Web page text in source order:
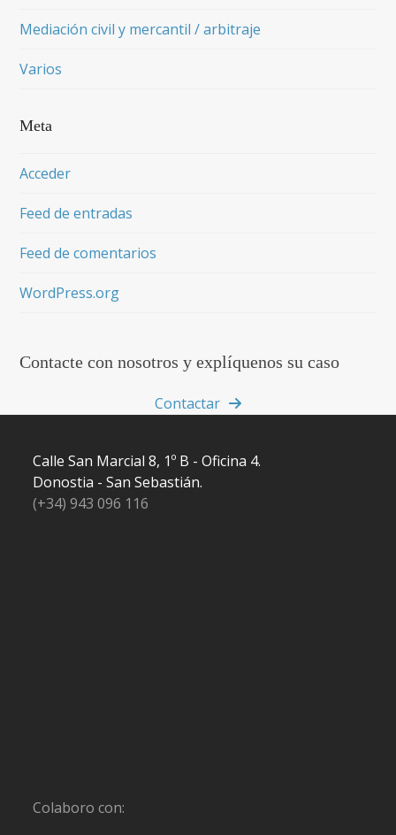
Mediación civil y mercantil / arbitraje
Varios
Meta
Acceder
Feed de entradas
Feed de comentarios
WordPress.org
Contacte con nosotros y explíquenos su caso
Contactar
Calle San Marcial 8, 1º B - Oficina 4.
Donostia - San Sebastián.
(+34) 943 096 116
Colaboro con: